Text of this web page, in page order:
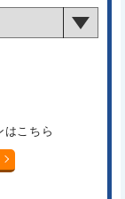
はこちら